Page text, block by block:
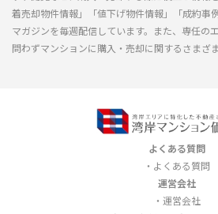
着売却物件情報」「値下げ物件情報」「成約事
マガジンを毎週配信しています。また、専任の
問わずマンションに購入・売却に関するさまざ
よくある質問
よくある質問
運営会社
運営会社